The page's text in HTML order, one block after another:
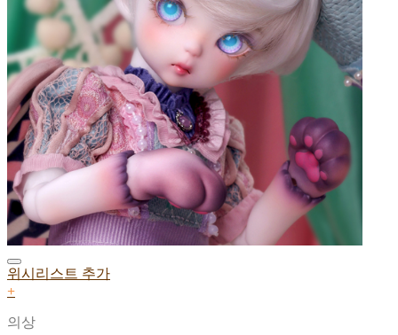
위시리스트 추가
+
의상